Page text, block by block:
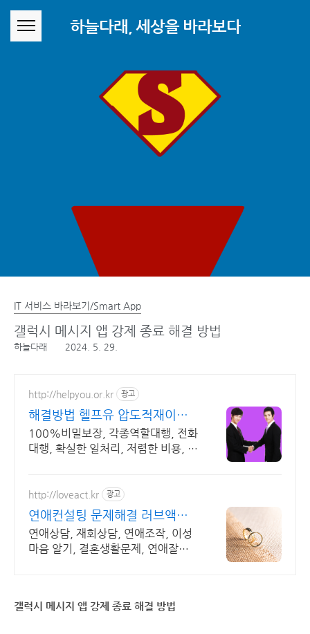
하늘다래, 세상을 바라보다
IT 서비스 바라보기/Smart App
갤럭시 메시지 앱 강제 종료 해결 방법
하늘다래 2024. 5. 29.
http://helpyou.or.kr 광고
해결방법 헬프유 압도적재이용
역할대행, 상황연출 전문업체
100%비밀보장, 각종역할대행, 전화
대행, 확실한 일처리, 저렴한 비용, 전
http://loveact.kr 광고
연애컨설팅 문제해결 러브액트
실전경험이 가장 많은 업체
연애상담, 재회상담, 연애조작, 이성
마음 알기, 결혼생활문제, 연애잘하
갤럭시 메시지 앱 강제 종료 해결 방법